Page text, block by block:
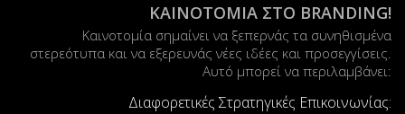
ΚΑΙΝΟΤΟΜΙΑ ΣΤΟ BRANDING!
Καινοτομία σημαίνει να ξεπερνάς τα συνηθισμένα
στερεότυπα και να εξερευνάς νέες ιδέες και προσεγγίσεις.
Αυτό μπορεί να περιλαμβάνει:
Διαφορετικές Στρατηγικές Επικοινωνίας: